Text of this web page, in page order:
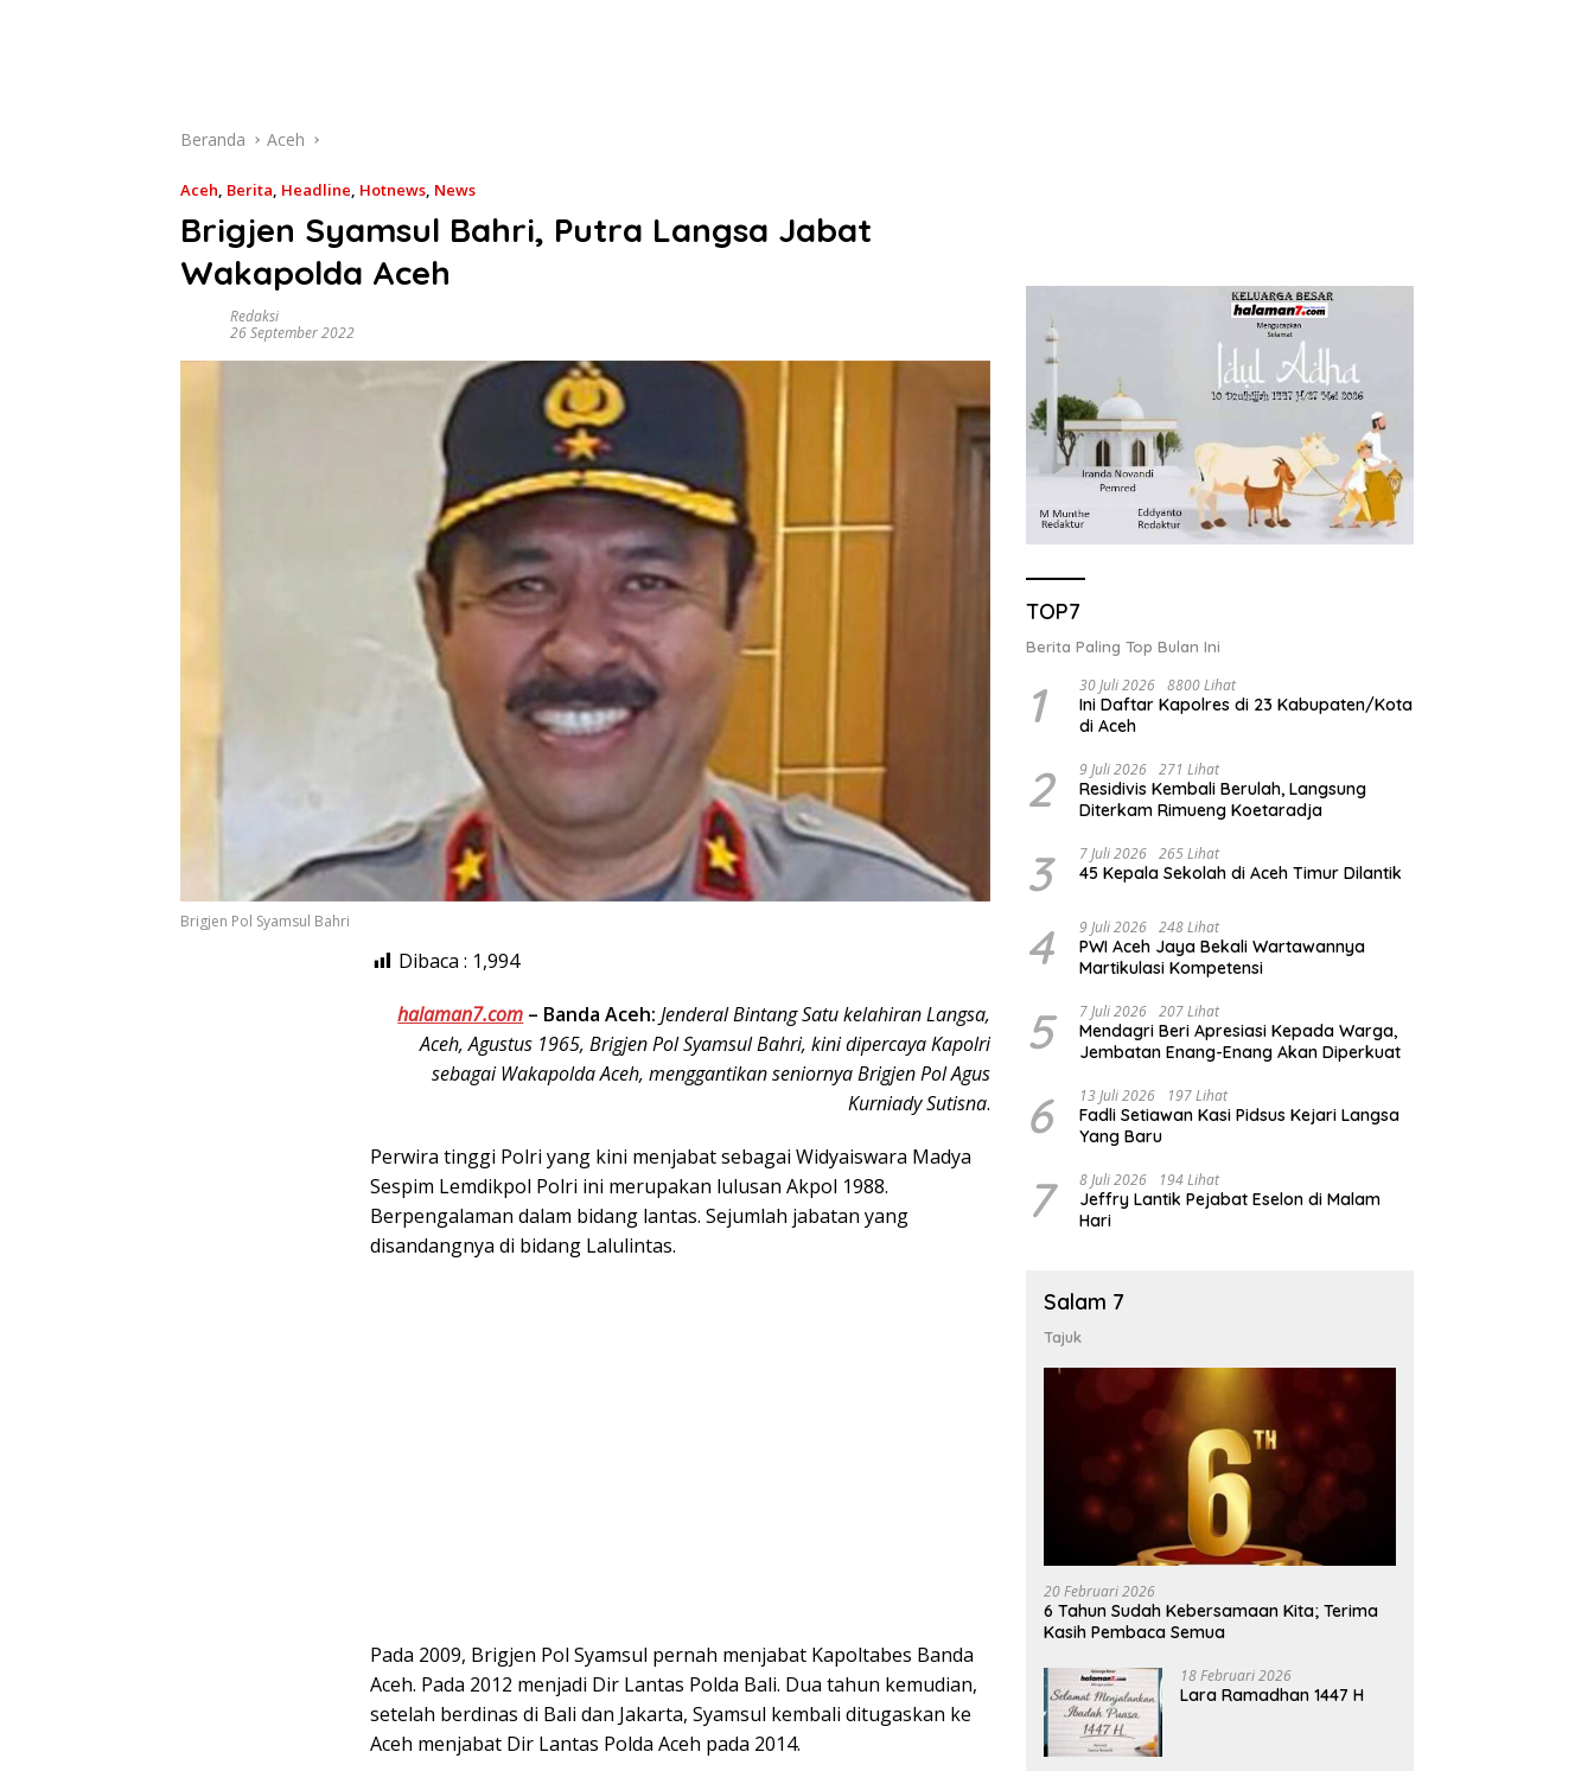
Beranda Aceh
Aceh, Berita, Headline, Hotnews, News
Brigjen Syamsul Bahri, Putra Langsa Jabat
Wakapolda Aceh
Redaksi
26 September 2022
Brigjen Pol Syamsul Bahri
Dibaca : 1,994
halaman7.com – Banda Aceh:Jenderal Bintang Satu kelahiran Langsa,
Aceh, Agustus 1965, Brigjen Pol Syamsul Bahri, kini dipercaya Kapolri
sebagai Wakapolda Aceh, menggantikan seniornya Brigjen Pol Agus
Kurniady Sutisna.
Perwira tinggi Polri yang kini menjabat sebagai Widyaiswara Madya
Sespim Lemdikpol Polri ini merupakan lulusan Akpol 1988.
Berpengalaman dalam bidang lantas. Sejumlah jabatan yang
disandangnya di bidang Lalulintas.
Pada 2009, Brigjen Pol Syamsul pernah menjabat Kapoltabes Banda
Aceh. Pada 2012 menjadi Dir Lantas Polda Bali. Dua tahun kemudian,
setelah berdinas di Bali dan Jakarta, Syamsul kembali ditugaskan ke
Aceh menjabat Dir Lantas Polda Aceh pada 2014.
TOP7
Berita Paling Top Bulan Ini
1 30 Juli 2026 8800 Lihat
Ini Daftar Kapolres di 23 Kabupaten/Kota
di Aceh
2 9 Juli 2026 271 Lihat
Residivis Kembali Berulah, Langsung
Diterkam Rimueng Koetaradja
3 7 Juli 2026 265 Lihat
45 Kepala Sekolah di Aceh Timur Dilantik
4 9 Juli 2026 248 Lihat
PWI Aceh Jaya Bekali Wartawannya
Martikulasi Kompetensi
5 7 Juli 2026 207 Lihat
Mendagri Beri Apresiasi Kepada Warga,
Jembatan Enang-Enang Akan Diperkuat
6 13 Juli 2026 197 Lihat
Fadli Setiawan Kasi Pidsus Kejari Langsa
Yang Baru
7 8 Juli 2026 194 Lihat
Jeffry Lantik Pejabat Eselon di Malam
Hari
Salam 7
Tajuk
20 Februari 2026
6 Tahun Sudah Kebersamaan Kita; Terima
Kasih Pembaca Semua
18 Februari 2026
Lara Ramadhan 1447 H